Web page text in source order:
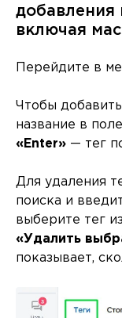
добавления
включая
Перейдите в
Чтобы
название в поле
«Enter» — тег
Для удаления
поиска и
выберите тег
«Удалить
показывает,